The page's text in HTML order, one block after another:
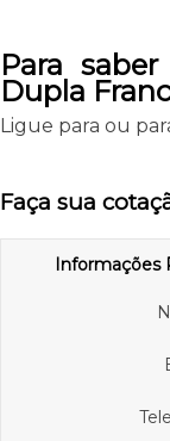
Para
Dupla
Ligue para ou
Faça sua
Informações